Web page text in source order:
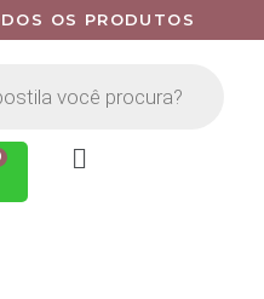
OS PRODUTOS